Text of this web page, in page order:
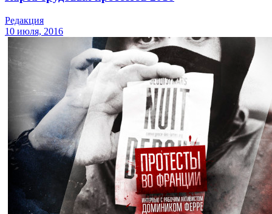
Редакция
10 июля, 2016